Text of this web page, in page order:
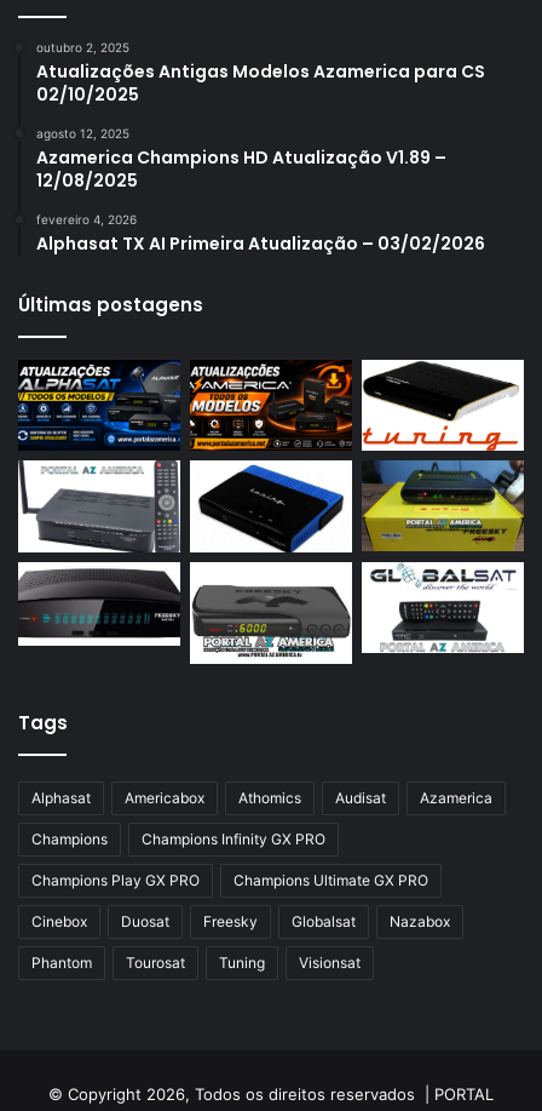
Azamerica S1006 Plus
Azamerica S1007 New
Azamerica S1007 Plus
Azamerica S1009
Azamerica S2005
Azamerica S2010
Azamerica S2015
Azamerica S922
Azamerica S922 Mini
Azamerica S928
Azamerica Silver
Azamerica Silver GX PRO
Azamerica Silver IPTV
Azbox Like
Azfox
Azgold
Azplus
Azsat
Blade B1
outubro 2, 2025
Atualizações Antigas Modelos Azamerica para CS
02/10/2025
agosto 12, 2025
Azamerica Champions HD Atualização V1.89 –
12/08/2025
fevereiro 4, 2026
Alphasat TX AI Primeira Atualização – 03/02/2026
Últimas postagens
Tags
Alphasat Americabox Athomics Audisat Azamerica
Champions Champions Infinity GX PRO
Champions Play GX PRO Champions Ultimate GX PRO
Cinebox Duosat Freesky Globalsat Nazabox
Phantom Tourosat Tuning Visionsat
© Copyright 2026, Todos os direitos reservados | PORTAL